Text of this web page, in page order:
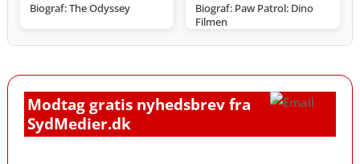
Biograf: The Odyssey
Biograf: Paw Patrol: Dino
Filmen
Modtag gratis nyhedsbrev fra
SydMedier.dk